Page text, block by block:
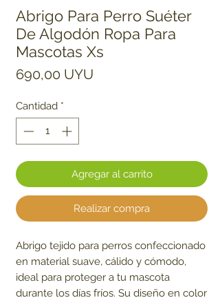
Abrigo Para Perro Suéter
De Algodón Ropa Para
Mascotas Xs
690,00 UYU
Cantidad *
Agregar al carrito
Realizar compra
Abrigo tejido para perros confeccionado
en material suave, cálido y cómodo,
ideal para proteger a tu mascota
durante los días fríos. Su diseño en color